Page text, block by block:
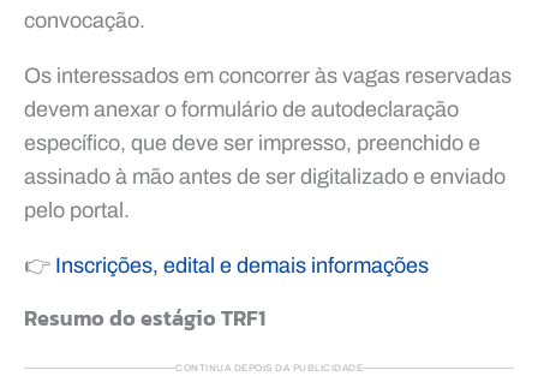
convocação.
Os interessados em concorrer às vagas reservadas
devem anexar o formulário de autodeclaração
específico, que deve ser impresso, preenchido e
assinado à mão antes de ser digitalizado e enviado
pelo portal.
👉 Inscrições, edital e demais informações
Resumo do estágio TRF1
CONTINUA DEPOIS DA PUBLICIDADE